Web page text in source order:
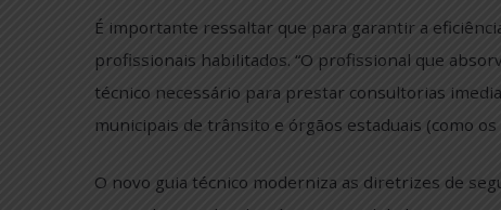
Lucas Alves Ribeiro, Luiz Felippe Daud e Daniela